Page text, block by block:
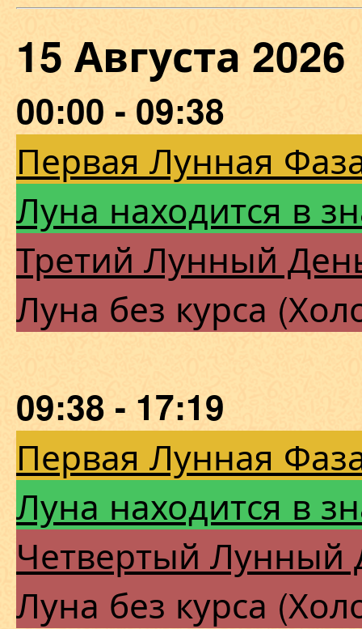
15 Августа
00:00 - 09:38
Первая Лунная
Луна находится в
Третий Лунный
Луна без курса
09:38 - 17:19
Первая Лунная
Луна находится в
Четвертый Лунный
Луна без курса